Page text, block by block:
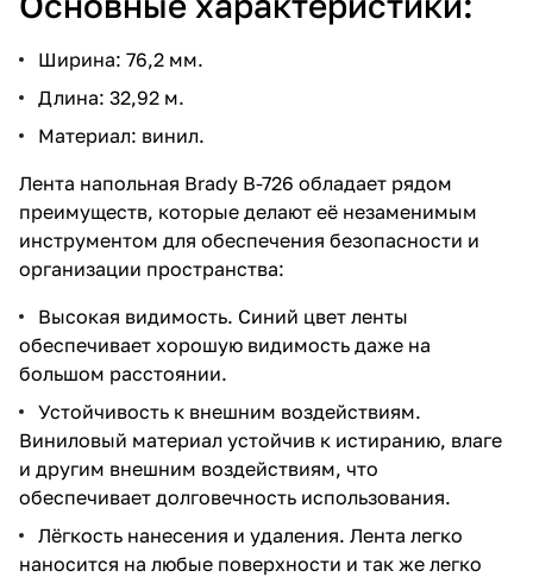
Ширина: 76,2 мм.
Длина: 32,92 м.
Материал: винил.
Лента напольная Brady B-726 обладает рядом
преимуществ, которые делают её незаменимым
инструментом для обеспечения безопасности и
организации пространства:
Высокая видимость. Синий цвет ленты
обеспечивает хорошую видимость даже на
большом расстоянии.
Устойчивость к внешним воздействиям.
Виниловый материал устойчив к истиранию, влаге
и другим внешним воздействиям, что
обеспечивает долговечность использования.
Лёгкость нанесения и удаления. Лента легко
наносится на любые поверхности и так же легко